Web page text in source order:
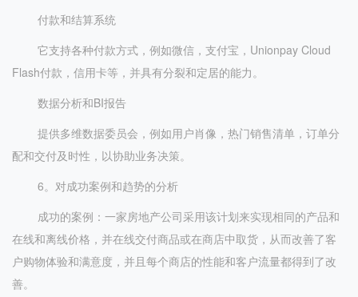
付款和结算系统
它支持各种付款方式，例如微信，支付宝，Unionpay Cloud
Flash付款，信用卡等，并具有分裂和定居的能力。
数据分析和BI报告
提供多维数据委员会，例如用户肖像，热门销售清单，订单分
配和交付及时性，以协助业务决策。
6。对成功案例和趋势的分析
成功的案例：一家房地产公司采用该计划来实现相同的产品和
在线和离线价格，并在线交付商品或在商店中取货，从而改善了客
户购物体验和满意度，并且每个商店的性能和客户流量都得到了改
善。